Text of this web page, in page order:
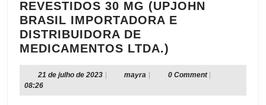
REVESTIDOS 30 MG (UPJOHN
BRASIL IMPORTADORA E
DISTRIBUIDORA DE
MEDICAMENTOS LTDA.)
COMPRIMIDOS
REVESTIDOS
21 de julho de 202321
julho
mayra mayra 0 Comment
08:26